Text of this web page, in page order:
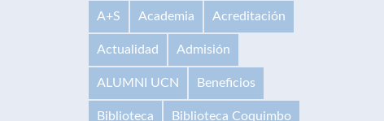
A+S Academia Acreditación
Actualidad Admisión
ALUMNI UCN Beneficios
Biblioteca Biblioteca Coquimbo